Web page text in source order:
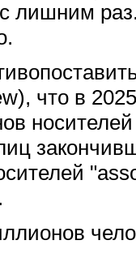
лишним
что в